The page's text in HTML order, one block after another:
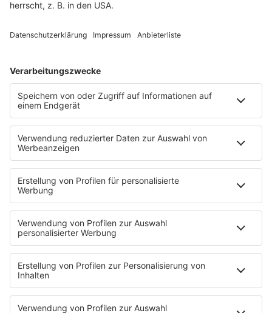
Programm
Aktuelles
Zum Nachhören
Nachrichten
Wetter
Blitzer & Verkehr
Programmübersicht
Team
Podcasts
Access All Areas
delta Backstage
Jahrhundertgeschichten
Mein delta radio
App